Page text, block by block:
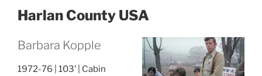
Harlan County USA
Barbara Kopple
1972-76 103’
Cabin